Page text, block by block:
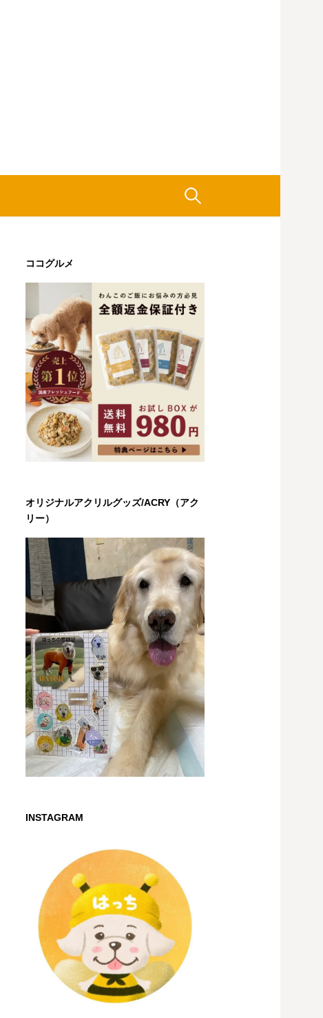
検
ココグルメ
オリジナルアクリルグッズ/ACRY（アク
リー）
INSTAGRAM